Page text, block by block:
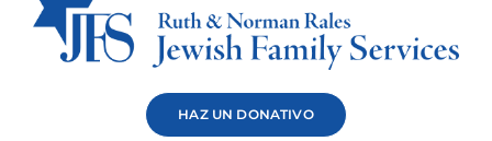
HAZ UN DONATIVO
Diamond Club